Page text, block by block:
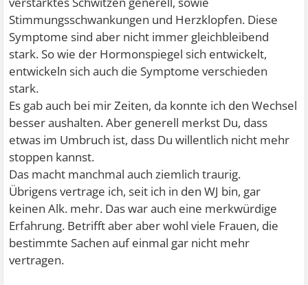
Stimmungsschwankungen und Herzklopfen. Diese
Symptome sind aber nicht immer gleichbleibend
stark. So wie der Hormonspiegel sich entwickelt,
entwickeln sich auch die Symptome verschieden
stark.
Es gab auch bei mir Zeiten, da konnte ich den Wechsel
besser aushalten. Aber generell merkst Du, dass
etwas im Umbruch ist, dass Du willentlich nicht mehr
stoppen kannst.
Das macht manchmal auch ziemlich traurig.
Übrigens vertrage ich, seit ich in den WJ bin, gar
keinen Alk. mehr. Das war auch eine merkwürdige
Erfahrung. Betrifft aber aber wohl viele Frauen, die
bestimmte Sachen auf einmal gar nicht mehr
vertragen.